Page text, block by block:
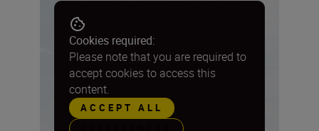
Cookies required:
Please note that you are required to
accept cookies to access this
content.
ACCEPT ALL